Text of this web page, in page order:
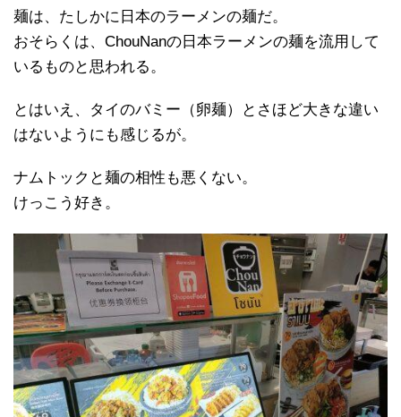
麺は、たしかに日本のラーメンの麺だ。
おそらくは、ChouNanの日本ラーメンの麺を流用して
いるものと思われる。
とはいえ、タイのバミー（卵麺）とさほど大きな違い
はないようにも感じるが。
ナムトックと麺の相性も悪くない。
けっこう好き。